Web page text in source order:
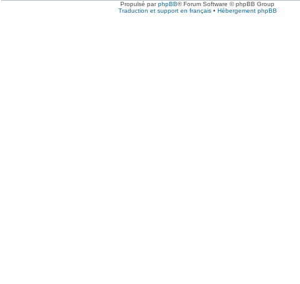
Propulsé parphpBB® Forum Software © phpBB Group
Traduction et support en français• Hébergement phpBB